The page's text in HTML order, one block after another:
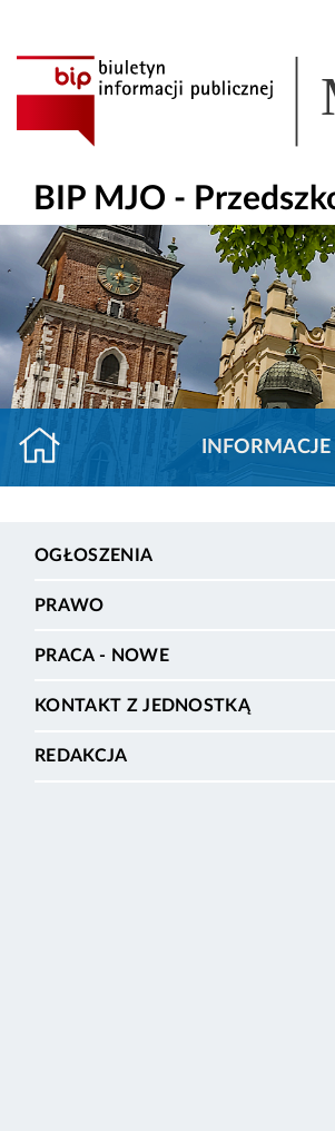
BIP MJO -
OGŁOSZENIA
PRAWO
PRACA - NOWE
KONTAKT Z JEDNOSTKĄ
REDAKCJA